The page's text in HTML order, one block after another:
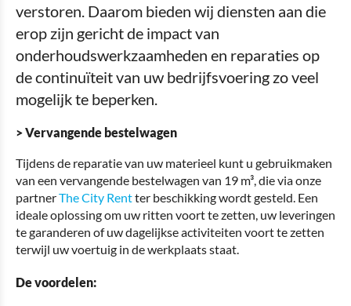
verstoren. Daarom bieden wij diensten aan die
erop zijn gericht de impact van
onderhoudswerkzaamheden en reparaties op
de continuïteit van uw bedrijfsvoering zo veel
mogelijk te beperken.
> Vervangende bestelwagen
Tijdens de reparatie van uw materieel kunt u gebruikmaken
van een vervangende bestelwagen van 19 m³, die via onze
partnerThe City Rentter beschikking wordt gesteld. Een
ideale oplossing om uw ritten voort te zetten, uw leveringen
te garanderen of uw dagelijkse activiteiten voort te zetten
terwijl uw voertuig in de werkplaats staat.
De voordelen: